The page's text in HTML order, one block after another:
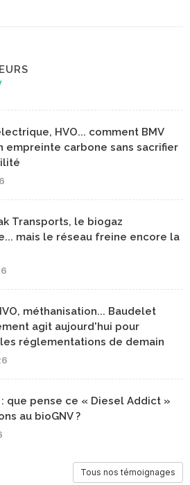
HVO... comment BMV
empreinte carbone sans sacrifier
Transports, le biogaz
mais le réseau freine encore la
méthanisation... Baudelet
agit aujourd'hui pour
réglementations de demain
que pense ce « Diesel Addict »
au bioGNV ?
Tous nos témoignages